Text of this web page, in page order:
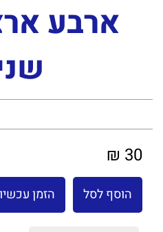
ארבע
30 ₪
הוסף לסל הזמן עכשיו